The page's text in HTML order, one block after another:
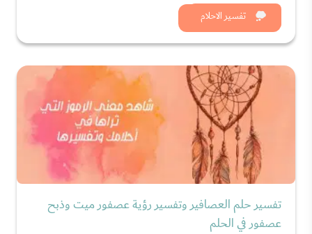
تفسير الاحلام
شاهد الان
تفسير حلم العصافير وتفسير رؤية عصفور ميت وذبح
عصفور في الحلم